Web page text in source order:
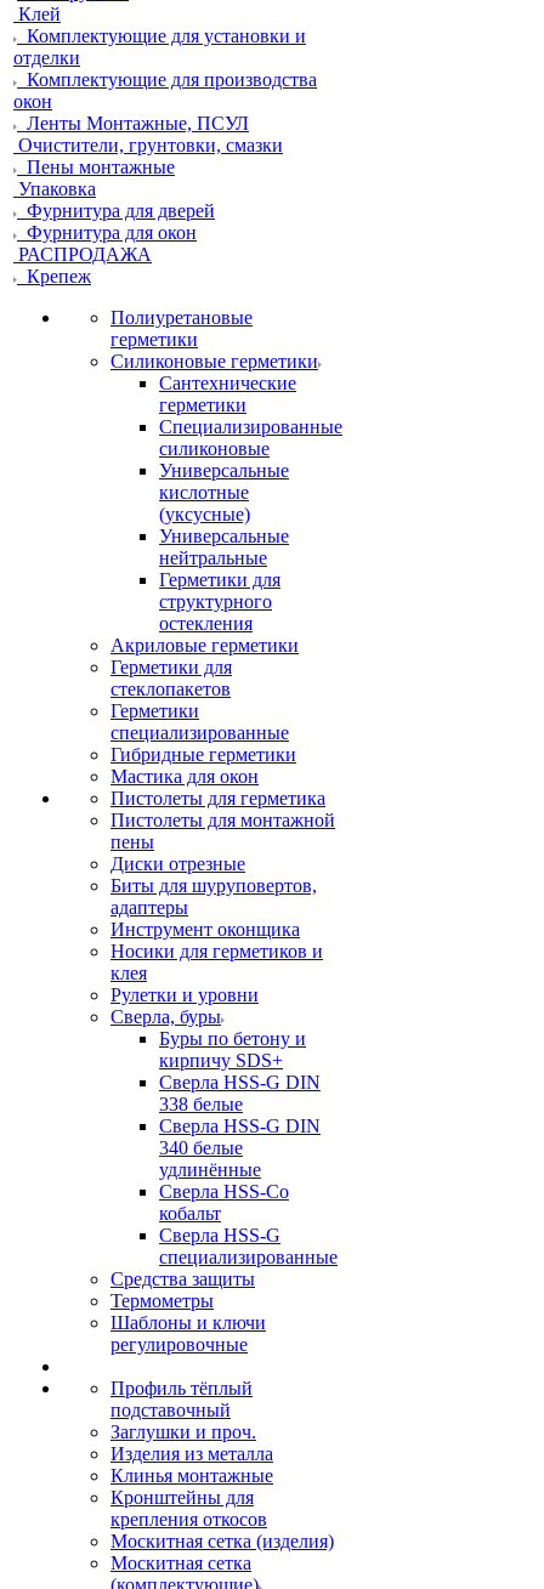
Клей
Комплектующие для установки и
отделки
Комплектующие для производства
окон
Ленты Монтажные, ПСУЛ
Очистители, грунтовки, смазки
Пены монтажные
Упаковка
Фурнитура для дверей
Фурнитура для окон
РАСПРОДАЖА
Крепеж
Полиуретановые
герметики
Силиконовые герметики
Сантехнические
герметики
Специализированные
силиконовые
Универсальные
кислотные
(уксусные)
Универсальные
нейтральные
Герметики для
структурного
остекления
Акриловые герметики
Герметики для
стеклопакетов
Герметики
специализированные
Гибридные герметики
Мастика для окон
Пистолеты для герметика
Пистолеты для монтажной
пены
Диски отрезные
Биты для шуруповертов,
адаптеры
Инструмент оконщика
Носики для герметиков и
клея
Рулетки и уровни
Сверла, буры
Буры по бетону и
кирпичу SDS+
Сверла HSS-G DIN
338 белые
Сверла HSS-G DIN
340 белые
удлинённые
Сверла HSS-Co
кобальт
Сверла HSS-G
специализированные
Средства защиты
Термометры
Шаблоны и ключи
регулировочные
Профиль тёплый
подставочный
Заглушки и проч.
Изделия из металла
Клинья монтажные
Кронштейны для
крепления откосов
Москитная сетка (изделия)
Москитная сетка
(комплектующие)